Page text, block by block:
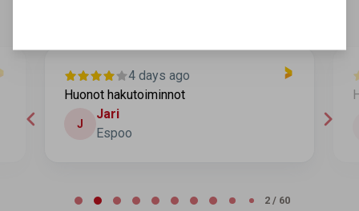
4 days ago
Huonot hakutoiminnot
J
Jari
Espoo
2 / 60